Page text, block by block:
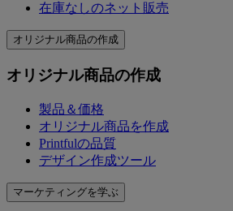
在庫なしのネット販売
オリジナル商品の作成
オリジナル商品の作成
製品＆価格
オリジナル商品を作成
Printfulの品質
デザイン作成ツール
マーケティングを学ぶ